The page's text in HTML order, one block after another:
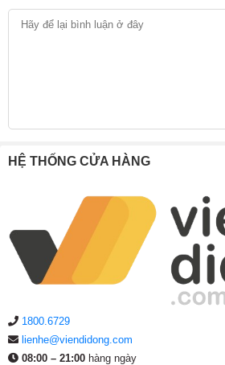
HỆ THỐNG CỬA HÀNG
1800.6729
lienhe@viendidong.com
08:00 – 21:00 hàng ngày